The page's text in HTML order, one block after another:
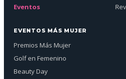
Eventos
EVENTOS MÁS MUJER
Premios Más Mujer
Golf en Femenino
Beauty Day